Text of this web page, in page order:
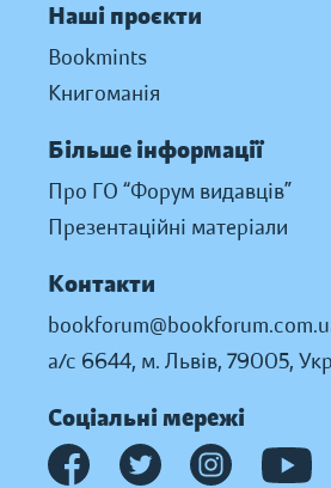
Наші проєкти
Bookmints
Книгоманія
Більше інформації
Про ГО “Форум видавців”
Презентаційні матеріали
Контакти
а/с 6644, м. Львів, 79005,
Соціальні мережі